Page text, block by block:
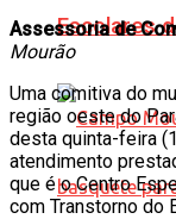
Escolares
Assessoria de
Mourão
Uma comitiva do
região oeste do
desta quinta-feira
atendimento
que é o Centro
com Transtorno do